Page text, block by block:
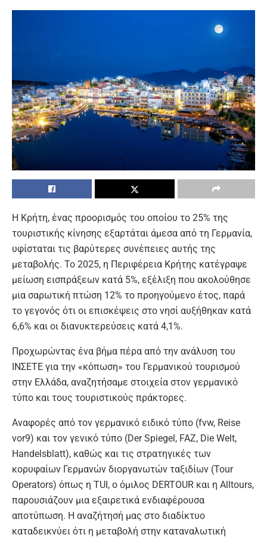
Η Κρήτη, ένας προορισμός του οποίου το 25% της
τουριστικής κίνησης εξαρτάται άμεσα από τη Γερμανία,
υφίσταται τις βαρύτερες συνέπειες αυτής της
μεταβολής. Το 2025, η Περιφέρεια Κρήτης κατέγραψε
μείωση εισπράξεων κατά 5%, εξέλιξη που ακολούθησε
μια σαρωτική πτώση 12% το προηγούμενο έτος, παρά
το γεγονός ότι οι επισκέψεις στο νησί αυξήθηκαν κατά
6,6% και οι διανυκτερεύσεις κατά 4,1%.
Προχωρώντας ένα βήμα πέρα από την ανάλυση του
ΙΝΣΕΤΕ για την «κόπωση» του Γερμανικού τουρισμού
στην Ελλάδα, αναζητήσαμε στοιχεία στον γερμανικό
τύπο και τους τουριστικούς πράκτορες.
Αναφορές από τον γερμανικό ειδικό τύπο (fvw, Reise
vor9) και τον γενικό τύπο (Der Spiegel, FAZ, Die Welt,
Handelsblatt), καθώς και τις στρατηγικές των
κορυφαίων Γερμανών διοργανωτών ταξιδίων (Tour
Operators) όπως η TUI, ο όμιλος DERTOUR και η Alltours,
παρουσιάζουν μια εξαιρετικά ενδιαφέρουσα
αποτύπωση. Η αναζήτησή μας στο διαδίκτυο
καταδεικνύει ότι η μεταβολή στην καταναλωτική